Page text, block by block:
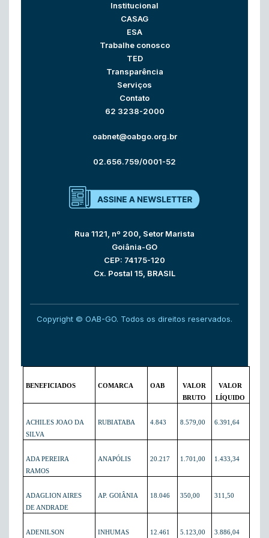
Institucional
CASAG
ESA
Trabalhe conosco
TED
Transparência
Serviços
Contato
62 3238-2000
oabnet@oabgo.org.br
02.656.759/0001-52
Rua 1121, nº 200, Setor Marista
Goiânia-GO
CEP: 74175-120
Cx. Postal 15, BRASIL
Copyright © OAB-GO. Todos os direitos reservados.
BENEFICIADOS COMARCA OAB
VALOR
BRUTO
VALOR
LÍQUIDO
ACHILES JOAO DA
SILVA
RUBIATABA 4.843 8.579,00 6.391,64
ADA PEREIRA
RAMOS
ANAPÓLIS 20.217 1.701,00 1.433,34
ADAGLION AIRES
DE ANDRADE
AP. GOIÂNIA 18.046 350,00 311,50
ADENILSON
INHUMAS 12.461 5.123,00 3.886,04